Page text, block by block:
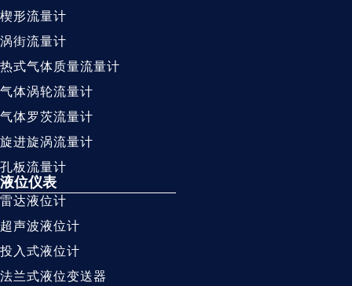
楔形流量计
涡街流量计
热式气体质量流量计
气体涡轮流量计
气体罗茨流量计
旋进旋涡流量计
孔板流量计
液位仪表
雷达液位计
超声波液位计
投入式液位计
法兰式液位变送器